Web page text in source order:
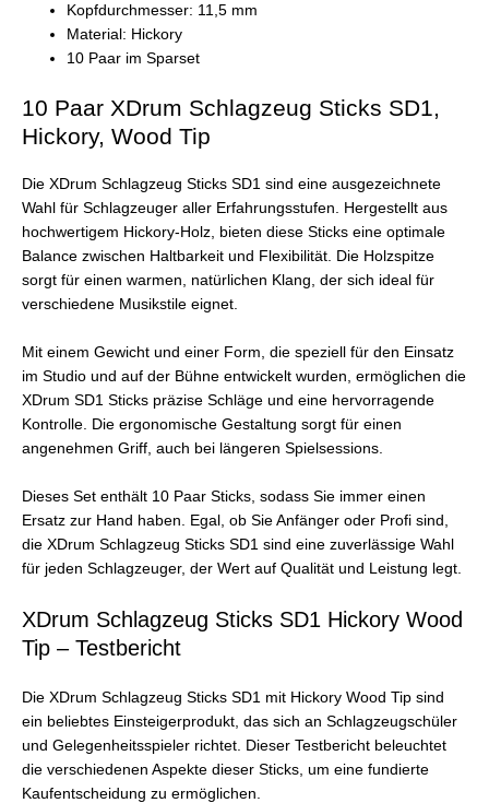
Kopfdurchmesser: 11,5 mm
Material: Hickory
10 Paar im Sparset
10 Paar XDrum Schlagzeug Sticks SD1,
Hickory, Wood Tip
Die XDrum Schlagzeug Sticks SD1 sind eine ausgezeichnete
Wahl für Schlagzeuger aller Erfahrungsstufen. Hergestellt aus
hochwertigem Hickory-Holz, bieten diese Sticks eine optimale
Balance zwischen Haltbarkeit und Flexibilität. Die Holzspitze
sorgt für einen warmen, natürlichen Klang, der sich ideal für
verschiedene Musikstile eignet.
Mit einem Gewicht und einer Form, die speziell für den Einsatz
im Studio und auf der Bühne entwickelt wurden, ermöglichen die
XDrum SD1 Sticks präzise Schläge und eine hervorragende
Kontrolle. Die ergonomische Gestaltung sorgt für einen
angenehmen Griff, auch bei längeren Spielsessions.
Dieses Set enthält 10 Paar Sticks, sodass Sie immer einen
Ersatz zur Hand haben. Egal, ob Sie Anfänger oder Profi sind,
die XDrum Schlagzeug Sticks SD1 sind eine zuverlässige Wahl
für jeden Schlagzeuger, der Wert auf Qualität und Leistung legt.
XDrum Schlagzeug Sticks SD1 Hickory Wood
Tip – Testbericht
Die XDrum Schlagzeug Sticks SD1 mit Hickory Wood Tip sind
ein beliebtes Einsteigerprodukt, das sich an Schlagzeugschüler
und Gelegenheitsspieler richtet. Dieser Testbericht beleuchtet
die verschiedenen Aspekte dieser Sticks, um eine fundierte
Kaufentscheidung zu ermöglichen.